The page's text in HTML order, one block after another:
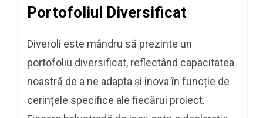
Portofoliul Diversificat
Diveroli este mândru să prezinte un
portofoliu diversificat, reflectând capacitatea
noastră de a ne adapta și inova în funcție de
cerințele specifice ale fiecărui proiect.